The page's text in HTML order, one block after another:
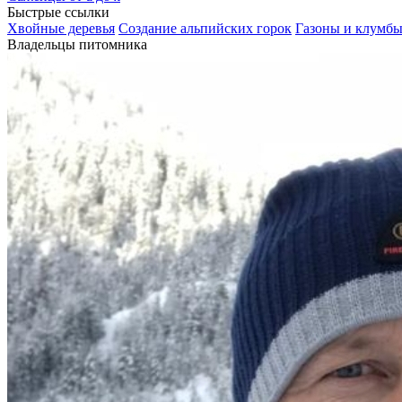
Быстрые ссылки
Хвойные деревья Создание альпийских горок Газоны и клумбы
Владельцы питомника